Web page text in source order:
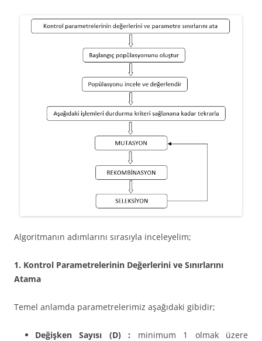
Algoritmanın adımlarını sırasıyla inceleyelim;
1. Kontrol Parametrelerinin Değerlerini ve Sınırlarını
Atama
Temel anlamda parametrelerimiz aşağıdaki gibidir;
Değişken Sayısı (D) : minimum 1 olmak üzere